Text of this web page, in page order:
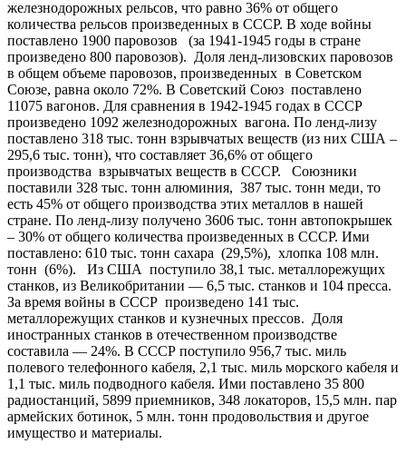
железнодорожных рельсов, что равно 36% от общего
количества рельсов произведенных в СССР. В ходе войны
поставлено 1900 паровозов (за 1941-1945 годы в стране
произведено 800 паровозов). Доля ленд-лизовских паровозов
в общем объеме паровозов, произведенных в Советском
Союзе, равна около 72%. В Советский Союз поставлено
11075 вагонов. Для сравнения в 1942-1945 годах в СССР
произведено 1092 железнодорожных вагона. По ленд-лизу
поставлено 318 тыс. тонн взрывчатых веществ (из них США –
295,6 тыс. тонн), что составляет 36,6% от общего
производства взрывчатых веществ в СССР. Союзники
поставили 328 тыс. тонн алюминия, 387 тыс. тонн меди, то
есть 45% от общего производства этих металлов в нашей
стране. По ленд-лизу получено 3606 тыс. тонн автопокрышек
– 30% от общего количества произведенных в СССР. Ими
поставлено: 610 тыс. тонн сахара (29,5%), хлопка 108 млн.
тонн (6%). Из США поступило 38,1 тыс. металлорежущих
станков, из Великобритании — 6,5 тыс. станков и 104 пресса.
За время войны в СССР произведено 141 тыс.
металлорежущих станков и кузнечных прессов. Доля
иностранных станков в отечественном производстве
составила — 24%. В СССР поступило 956,7 тыс. миль
полевого телефонного кабеля, 2,1 тыс. миль морского кабеля и
1,1 тыс. миль подводного кабеля. Ими поставлено 35 800
радиостанций, 5899 приемников, 348 локаторов, 15,5 млн. пар
армейских ботинок, 5 млн. тонн продовольствия и другое
имущество и материалы.